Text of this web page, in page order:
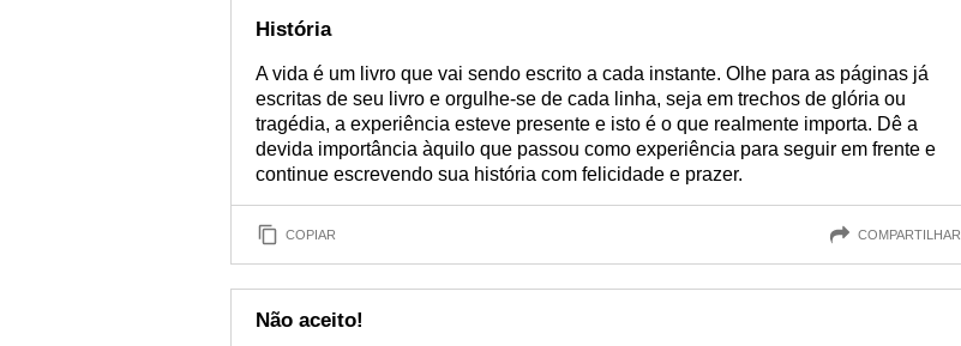
História
A vida é um livro que vai sendo escrito a cada instante. Olhe para as páginas já
escritas de seu livro e orgulhe-se de cada linha, seja em trechos de glória ou
tragédia, a experiência esteve presente e isto é o que realmente importa. Dê a
devida importância àquilo que passou como experiência para seguir em frente e
continue escrevendo sua história com felicidade e prazer.
COPIAR COMPARTILHAR
Não aceito!